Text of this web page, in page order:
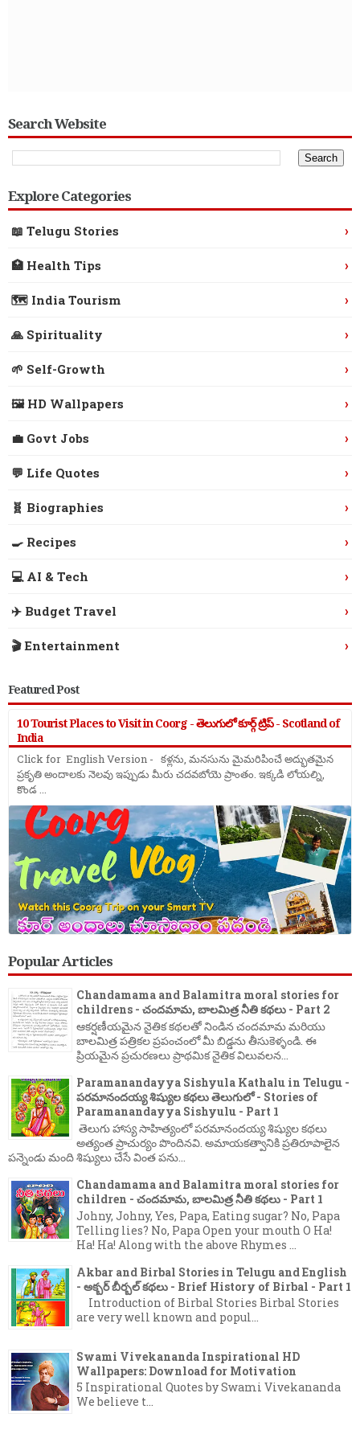
Search Website
Explore Categories
📖 Telugu Stories ›
🏥 Health Tips ›
🗺️ India Tourism ›
🙏 Spirituality ›
🌱 Self-Growth ›
🖼️ HD Wallpapers ›
💼 Govt Jobs ›
💬 Life Quotes ›
🧬 Biographies ›
🍳 Recipes ›
💻 AI & Tech ›
✈️ Budget Travel ›
🎬 Entertainment ›
Featured Post
10 Tourist Places to Visit in Coorg - తెలుగులో కూర్గ్ ట్రిప్ - Scotland of
India
Click for English Version - కళ్లను, మనసును మైమరిపించే అద్భుతమైన
ప్రకృతి అందాలకు నెలవు ఇప్పుడు మీరు చదవబోయె ప్రాంతం. ఇక్కడి లోయల్ని,
కొండ ...
Popular Articles
Chandamama and Balamitra moral stories for
childrens - చందమామ, బాలమిత్ర నీతి కథలు - Part 2
ఆకర్షణీయమైన నైతిక కథలతో నిండిన చందమామ మరియు
బాలమిత్ర పత్రికల ప్రపంచంలో మీ బిడ్డను తీసుకెళ్ళండి. ఈ
ప్రియమైన ప్రచురణలు ప్రాథమిక నైతిక విలువలన...
Paramanandayya Sishyula Kathalu in Telugu -
పరమానందయ్య శిష్యుల కథలు తెలుగులో - Stories of
Paramanandayya Sishyulu - Part 1
తెలుగు హాస్య సాహిత్యంలో పరమానందయ్య శిష్యుల కథలు
అత్యంత ప్రాచుర్యం పొందినవి. అమాయకత్వానికి ప్రతిరూపాలైన
పన్నెండు మంది శిష్యులు చేసే వింత పను...
Chandamama and Balamitra moral stories for
children - చందమామ, బాలమిత్ర నీతి కథలు - Part 1
Johny, Johny, Yes, Papa, Eating sugar? No, Papa
Telling lies? No, Papa Open your mouth O Ha!
Ha! Ha! Along with the above Rhymes ...
Akbar and Birbal Stories in Telugu and English
- అక్బర్ బీర్బల్ కథలు - Brief History of Birbal - Part 1
Introduction of Birbal Stories Birbal Stories
are very well known and popul...
Swami Vivekananda Inspirational HD
Wallpapers: Download for Motivation
5 Inspirational Quotes by Swami Vivekananda
We believe t...